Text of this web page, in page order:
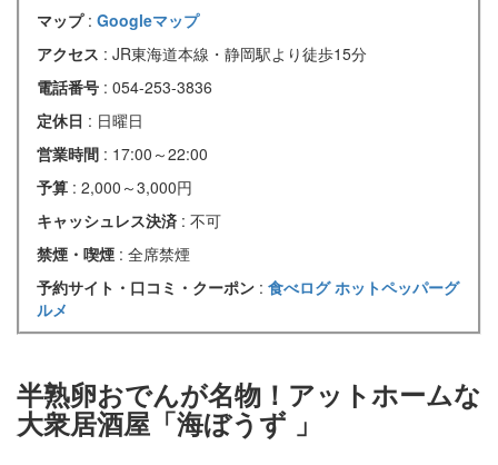
マップ : Googleマップ
アクセス : JR東海道本線・静岡駅より徒歩15分
電話番号 : 054-253-3836
定休日 : 日曜日
営業時間 : 17:00～22:00
予算 : 2,000～3,000円
キャッシュレス決済 : 不可
禁煙・喫煙 : 全席禁煙
予約サイト・口コミ・クーポン : 食べログホットペッパーグ
ルメ
半熟卵おでんが名物！アットホームな
大衆居酒屋「海ぼうず 」